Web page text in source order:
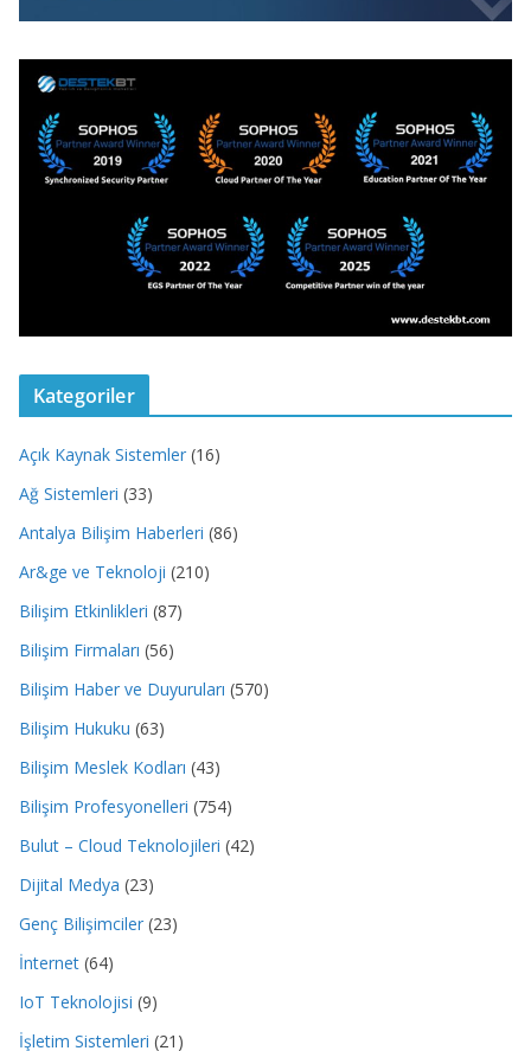
Kategoriler
Açık Kaynak Sistemler (16)
Ağ Sistemleri (33)
Antalya Bilişim Haberleri (86)
Ar&ge ve Teknoloji (210)
Bilişim Etkinlikleri (87)
Bilişim Firmaları (56)
Bilişim Haber ve Duyuruları (570)
Bilişim Hukuku (63)
Bilişim Meslek Kodları (43)
Bilişim Profesyonelleri (754)
Bulut – Cloud Teknolojileri (42)
Dijital Medya (23)
Genç Bilişimciler (23)
İnternet (64)
IoT Teknolojisi (9)
İşletim Sistemleri (21)